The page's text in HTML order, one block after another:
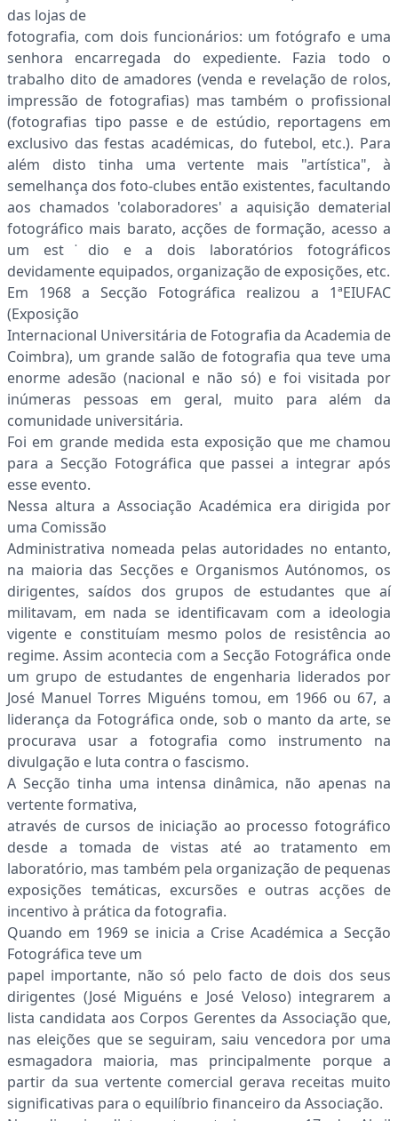
das lojas de
fotografia, com dois funcionários: um fotógrafo e uma
senhora encarregada do expediente. Fazia todo o
trabalho dito de amadores (venda e revelação de rolos,
impressão de fotografias) mas também o profissional
(fotografias tipo passe e de estúdio, reportagens em
exclusivo das festas académicas, do futebol, etc.). Para
além disto tinha uma vertente mais "artística", à
semelhança dos foto-clubes então existentes, facultando
aos chamados 'colaboradores' a aquisição dematerial
fotográfico mais barato, acções de formação, acesso a
um est˙dio e a dois laboratórios fotográficos
devidamente equipados, organização de exposições, etc.
Em 1968 a Secção Fotográfica realizou a 1ªEIUFAC
(Exposição
Internacional Universitária de Fotografia da Academia de
Coimbra), um grande salão de fotografia qua teve uma
enorme adesão (nacional e não só) e foi visitada por
inúmeras pessoas em geral, muito para além da
comunidade universitária.
Foi em grande medida esta exposição que me chamou
para a Secção Fotográfica que passei a integrar após
esse evento.
Nessa altura a Associação Académica era dirigida por
uma Comissão
Administrativa nomeada pelas autoridades no entanto,
na maioria das Secções e Organismos Autónomos, os
dirigentes, saídos dos grupos de estudantes que aí
militavam, em nada se identificavam com a ideologia
vigente e constituíam mesmo polos de resistência ao
regime. Assim acontecia com a Secção Fotográfica onde
um grupo de estudantes de engenharia liderados por
José Manuel Torres Miguéns tomou, em 1966 ou 67, a
liderança da Fotográfica onde, sob o manto da arte, se
procurava usar a fotografia como instrumento na
divulgação e luta contra o fascismo.
A Secção tinha uma intensa dinâmica, não apenas na
vertente formativa,
através de cursos de iniciação ao processo fotográfico
desde a tomada de vistas até ao tratamento em
laboratório, mas também pela organização de pequenas
exposições temáticas, excursões e outras acções de
incentivo à prática da fotografia.
Quando em 1969 se inicia a Crise Académica a Secção
Fotográfica teve um
papel importante, não só pelo facto de dois dos seus
dirigentes (José Miguéns e José Veloso) integrarem a
lista candidata aos Corpos Gerentes da Associação que,
nas eleições que se seguiram, saiu vencedora por uma
esmagadora maioria, mas principalmente porque a
partir da sua vertente comercial gerava receitas muito
significativas para o equilíbrio financeiro da Associação.